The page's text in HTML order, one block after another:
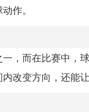
作。
，而在比赛中，
改变方向，还能